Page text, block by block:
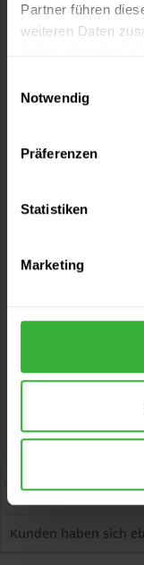
Partner führen
weiteren Daten
Notwendig
Präferenzen
Statistiken
Marketing
Artikel-Nr.:
Kostenloser
Persönliche
Flächen
Jetzt Bewertungen
Kunden haben sich